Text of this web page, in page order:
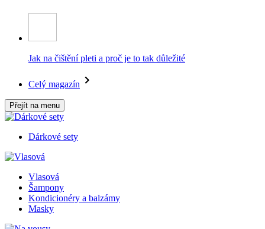
Jak na čištění pleti a proč je to tak důležité
Celý magazín
Přejít na menu
Dárkové sety
Vlasová
Šampony
Kondicionéry a balzámy
Masky